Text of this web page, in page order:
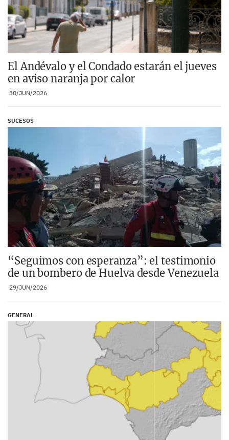
El Andévalo y el Condado estarán el jueves
en aviso naranja por calor
30/JUN/2026
SUCESOS
“Seguimos con esperanza”: el testimonio
de un bombero de Huelva desde Venezuela
29/JUN/2026
GENERAL